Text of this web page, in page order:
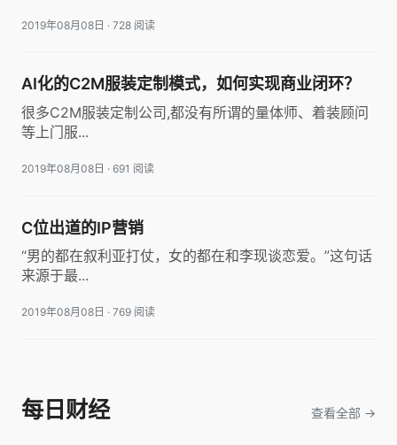
2019年08月08日 · 728 阅读
AI化的C2M服装定制模式，如何实现商业闭环？
很多C2M服装定制公司,都没有所谓的量体师、着装顾问
等上门服...
2019年08月08日 · 691 阅读
C位出道的IP营销
“男的都在叙利亚打仗，女的都在和李现谈恋爱。”这句话
来源于最...
2019年08月08日 · 769 阅读
每日财经 查看全部 →